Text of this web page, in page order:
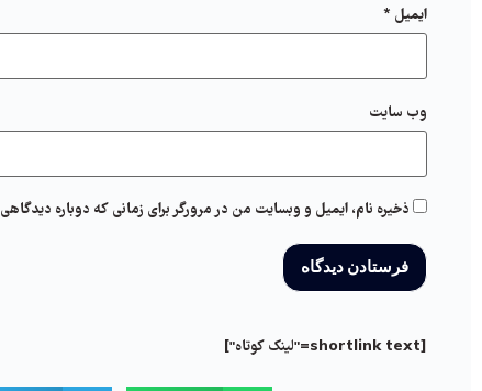
ایمیل *
وب‌ سایت
ذخیره نام، ایمیل و وبسایت من در مرورگر برای زمانی که دوباره
[shortlink text="لینک کوتاه"]